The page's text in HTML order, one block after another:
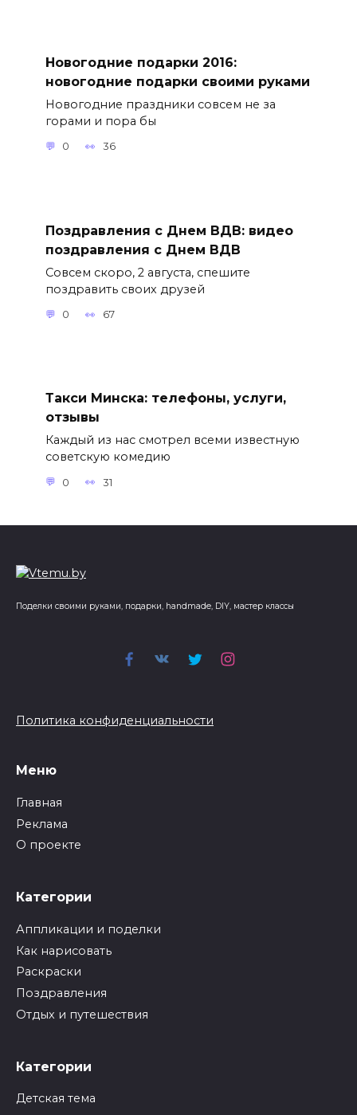
Новогодние подарки 2016:
новогодние подарки своими руками
Новогодние праздники совсем не за
горами и пора бы
0 36
Поздравления с Днем ВДВ: видео
поздравления с Днем ВДВ
Совсем скоро, 2 августа, спешите
поздравить своих друзей
0 67
Такси Минска: телефоны, услуги,
отзывы
Каждый из нас смотрел всеми известную
советскую комедию
0 31
Поделки своими руками, подарки, handmade, DIY, мастер классы
Политика конфиденциальности
Меню
Главная
Реклама
О проекте
Категории
Аппликации и поделки
Как нарисовать
Раскраски
Поздравления
Отдых и путешествия
Категории
Детская тема